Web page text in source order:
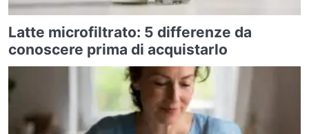
Latte microfiltrato: 5 differenze da
conoscere prima di acquistarlo